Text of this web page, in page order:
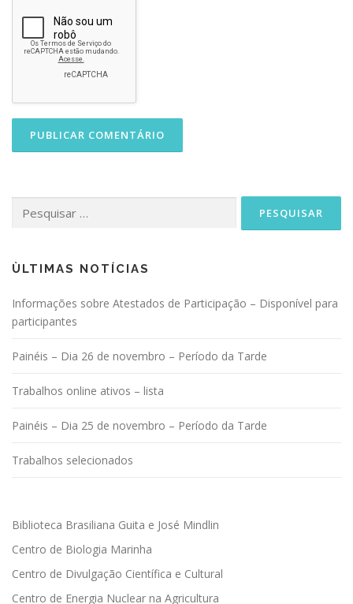
por:
ÙLTIMAS NOTÍCIAS
Informações sobre Atestados de Participação – Disponível para
participantes
Painéis – Dia 26 de novembro – Período da Tarde
Trabalhos online ativos – lista
Painéis – Dia 25 de novembro – Período da Tarde
Trabalhos selecionados
Biblioteca Brasiliana Guita e José Mindlin
Centro de Biologia Marinha
Centro de Divulgação Científica e Cultural
Centro de Energia Nuclear na Agricultura